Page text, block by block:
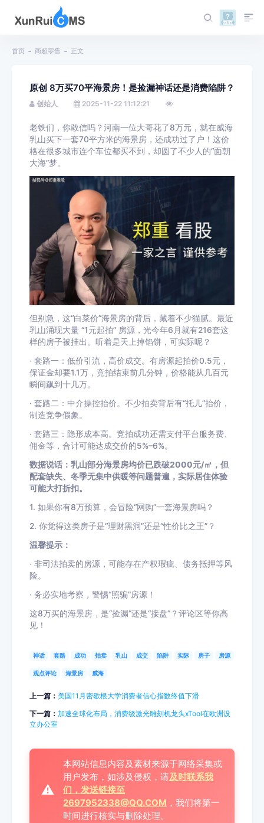
首页 商超零售 正文
原创 8万买70平海景房！是捡漏神话还是消费陷阱？
创始人 2025-11-22 11:12:21
老铁们，你敢信吗？河南一位大哥花了8万元，就在威海
乳山买下一套70平方米的海景房，还成功过了户！这价
格在很多城市连个车位都买不到，却圆了不少人的“面朝
大海”梦。
但别急，这“白菜价”海景房的背后，藏着不少猫腻。最近
乳山涌现大量 “1元起拍” 房源，光今年6月就有216套这
样的房子被挂出。听着是天上掉馅饼，可实际呢？
· 套路一：低价引流，高价成交。有房源起拍价0.5元，
保证金却要1.1万，竞拍结束前几分钟，价格能从几百元
瞬间飙到十几万。
· 套路二：中介操控抬价。不少拍卖背后有“托儿”抬价，
制造竞争假象。
· 套路三：隐形成本高。竞拍成功还需支付平台服务费、
佣金等，合计可能达成交价的5%–6%。
数据说话：乳山部分海景房均价已跌破2000元/㎡，但
配套缺失、冬季无集中供暖等问题普遍，实际居住体验
可能大打折扣。
1. 如果你有8万预算，会冒险“网购”一套海景房吗？
2. 你觉得这类房子是“理财黑洞”还是“性价比之王”？
温馨提示：
· 非司法拍卖的房源，可能存在产权瑕疵、债务抵押等风
险。
· 务必实地考察，警惕“照骗”房源！
这8万买的海景房，是“捡漏”还是“接盘”？评论区等你高
见！
神话 套路 成功 拍卖 乳山 成交 陷阱 实际 房子 房源
观点评论 海景房 威海
上一篇： 美国11月密歇根大学消费者信心指数终值下滑
下一篇： 加速全球化布局，消费级激光雕刻机龙头xTool在欧洲设
立办公室
⚠️
本网站信息内容及素材来源于网络采集或
用户发布，如涉及侵权，请及时联系我
们，发送链接至
2697952338@QQ.COM ，我们将第一
时间进行核实与删除处理。